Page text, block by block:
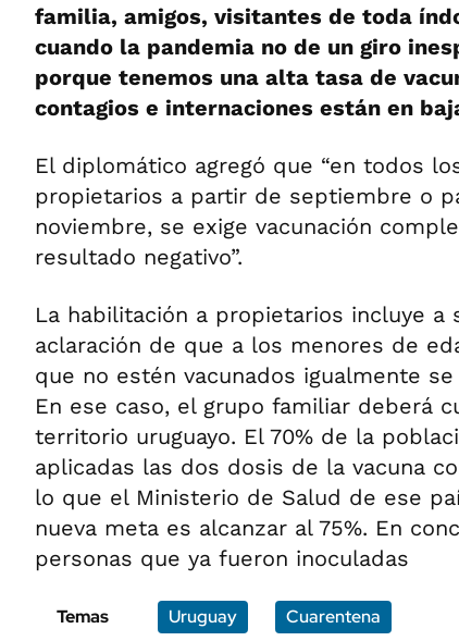
familia, amigos, visitantes de toda
cuando la pandemia no de un giro
porque tenemos una alta tasa de
contagios e internaciones están en
El diplomático agregó que “en todos
propietarios a partir de septiembre o
noviembre, se exige vacunación
resultado negativo”.
La habilitación a propietarios incluye a
aclaración de que a los menores de
que no estén vacunados igualmente
En ese caso, el grupo familiar deberá
territorio uruguayo. El 70% de la
aplicadas las dos dosis de la vacuna
lo que el Ministerio de Salud de ese
nueva meta es alcanzar al 75%. En
personas que ya fueron inoculadas
Temas Uruguay Cuarentena